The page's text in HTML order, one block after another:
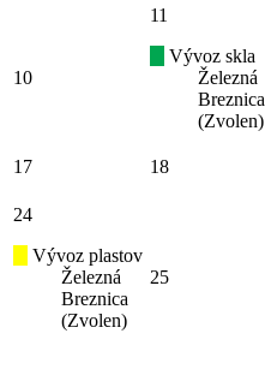
10
11
Vývoz skla
Železná
Breznica
(Zvolen)
17 18
24
Vývoz plastov
Železná
Breznica
(Zvolen)
25